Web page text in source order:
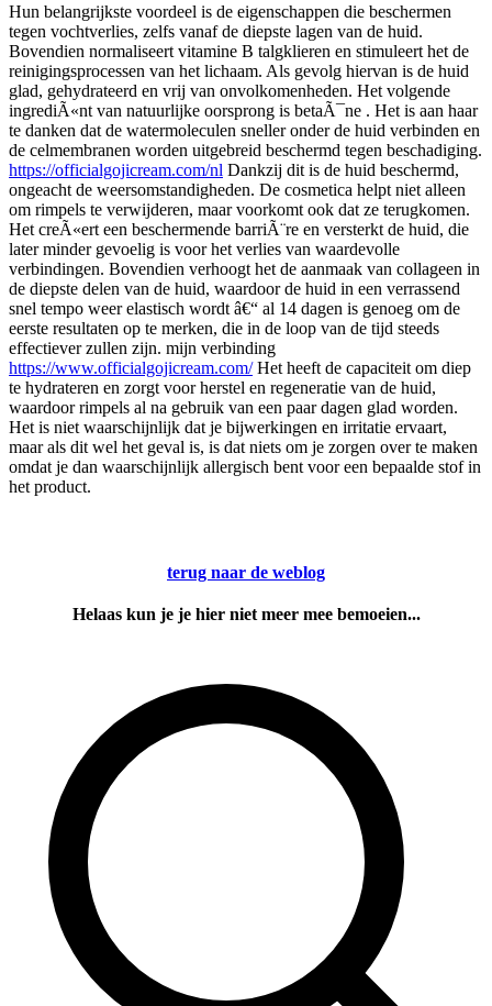
Hun belangrijkste voordeel is de eigenschappen die beschermen
tegen vochtverlies, zelfs vanaf de diepste lagen van de huid.
Bovendien normaliseert vitamine B talgklieren en stimuleert het de
reinigingsprocessen van het lichaam. Als gevolg hiervan is de huid
glad, gehydrateerd en vrij van onvolkomenheden. Het volgende
ingrediÃ«nt van natuurlijke oorsprong is betaÃ¯ne . Het is aan haar
te danken dat de watermoleculen sneller onder de huid verbinden en
de celmembranen worden uitgebreid beschermd tegen beschadiging.
https://officialgojicream.com/nl Dankzij dit is de huid beschermd,
ongeacht de weersomstandigheden. De cosmetica helpt niet alleen
om rimpels te verwijderen, maar voorkomt ook dat ze terugkomen.
Het creÃ«ert een beschermende barriÃ¨re en versterkt de huid, die
later minder gevoelig is voor het verlies van waardevolle
verbindingen. Bovendien verhoogt het de aanmaak van collageen in
de diepste delen van de huid, waardoor de huid in een verrassend
snel tempo weer elastisch wordt â€“ al 14 dagen is genoeg om de
eerste resultaten op te merken, die in de loop van de tijd steeds
effectiever zullen zijn. mijn verbinding
https://www.officialgojicream.com/Het heeft de capaciteit om diep
te hydrateren en zorgt voor herstel en regeneratie van de huid,
waardoor rimpels al na gebruik van een paar dagen glad worden.
Het is niet waarschijnlijk dat je bijwerkingen en irritatie ervaart,
maar als dit wel het geval is, is dat niets om je zorgen over te maken
omdat je dan waarschijnlijk allergisch bent voor een bepaalde stof in
het product.
terug naar de weblog
Helaas kun je je hier niet meer mee bemoeien...